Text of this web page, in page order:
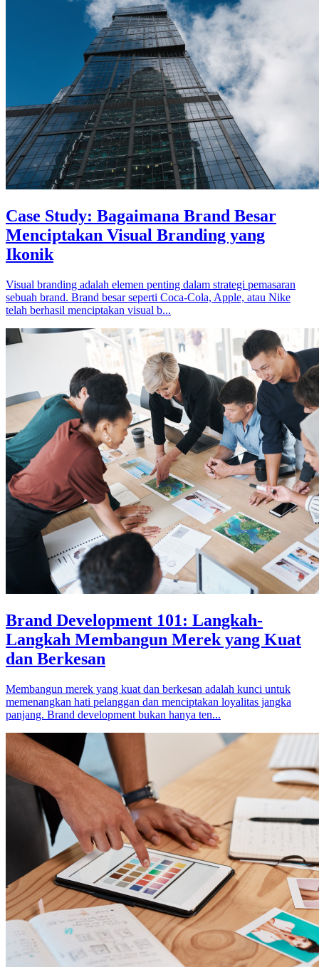
Case Study: Bagaimana Brand Besar
Menciptakan Visual Branding yang
Ikonik
Visual branding adalah elemen penting dalam strategi pemasaran
sebuah brand. Brand besar seperti Coca-Cola, Apple, atau Nike
telah berhasil menciptakan visual b...
Brand Development 101: Langkah-
Langkah Membangun Merek yang Kuat
dan Berkesan
Membangun merek yang kuat dan berkesan adalah kunci untuk
memenangkan hati pelanggan dan menciptakan loyalitas jangka
panjang. Brand development bukan hanya ten...